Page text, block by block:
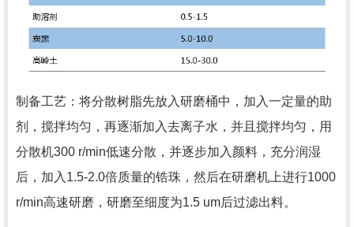
制备工艺：将分散树脂先放入研磨桶中，加入一定量的助
剂，搅拌均匀，再逐渐加入去离子水，并且搅拌均匀，用
分散机300 r/min低速分散，并逐步加入颜料，充分润湿
后，加入 1.5-2.0倍质量的锆珠，然后在研磨机上进行1000
r/min高速研磨，研磨至细度为1.5 um后过滤出料。